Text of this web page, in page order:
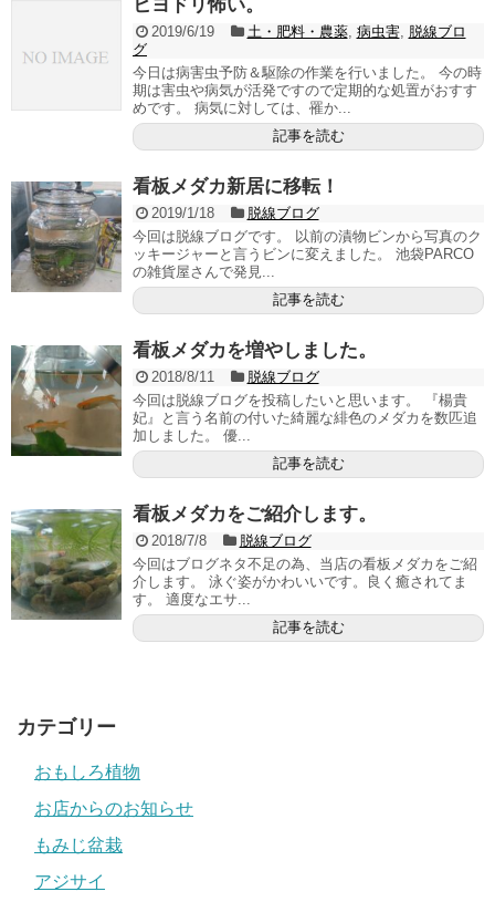
ヒヨドリ怖い。
2019/6/19 土・肥料・農薬, 病虫害, 脱線ブロ
グ
今日は病害虫予防＆駆除の作業を行いました。 今の時
期は害虫や病気が活発ですので定期的な処置がおすす
めです。 病気に対しては、罹か...
記事を読む
看板メダカ新居に移転！
2019/1/18
脱線ブログ
今回は脱線ブログです。 以前の漬物ビンから写真のク
ッキージャーと言うビンに変えました。 池袋PARCO
の雑貨屋さんで発見...
記事を読む
看板メダカを増やしました。
2018/8/11
脱線ブログ
今回は脱線ブログを投稿したいと思います。 『楊貴
妃』と言う名前の付いた綺麗な緋色のメダカを数匹追
加しました。 優...
記事を読む
看板メダカをご紹介します。
2018/7/8
脱線ブログ
今回はブログネタ不足の為、当店の看板メダカをご紹
介します。 泳ぐ姿がかわいいです。良く癒されてま
す。 適度なエサ...
記事を読む
カテゴリー
おもしろ植物
お店からのお知らせ
もみじ盆栽
アジサイ